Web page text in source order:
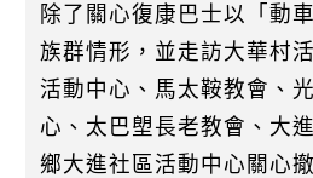
除了關心復康巴士以「動
族群情形，並走訪大華村
活動中心、馬太鞍教會、
心、太巴塱長老教會、大
鄉大進社區活動中心關心